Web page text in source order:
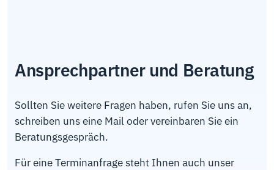
Ansprechpartner und Beratung
Sollten Sie weitere Fragen haben, rufen Sie uns an,
schreiben uns eine Mail oder vereinbaren Sie ein
Beratungsgespräch.
Für eine Terminanfrage steht Ihnen auch unser